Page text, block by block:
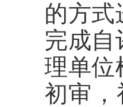
的方式
完成自
理单位
初审，